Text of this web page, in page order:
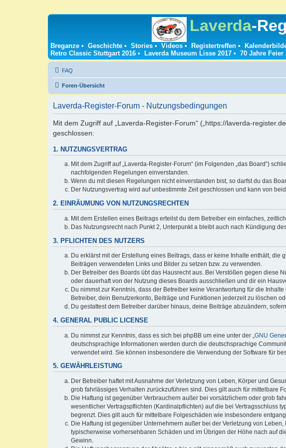
Laverda-
Breganze • Geschichte • Stories • Videos • Registertreffen •
Retro Classic Stuttgart 2016 • Laverda Museum Lisse 2017 • 70 Jahre Feier
FAQ
Foren-Übersicht
Laverda-Register-Forum - Nutzungsbedingungen
Mit dem Zugriff auf „Laverda-Register-Forum“ („https://laverda-
geschlossen:
1. NUTZUNGSVERTRAG
Mit dem Zugriff auf „Laverda-Register-Forum“ (im Folgenden „das Board“)
nachfolgenden Regelungen einverstanden.
Wenn du mit diesen Regelungen nicht einverstanden bist, so darfst du das
Der Nutzungsvertrag wird auf unbestimmte Zeit geschlossen und kann von
2. EINRÄUMUNG VON NUTZUNGSRECHTEN
Mit dem Erstellen eines Beitrags erteilst du dem Betreiber ein einfaches,
Das Nutzungsrecht nach Punkt 2, Unterpunkt a bleibt auch nach Kündigung
3. PFLICHTEN DES NUTZERS
Du erklärst mit der Erstellung eines Beitrags, dass er keine Inhalte enthält,
Beiträgen verwendeten Links und Bilder zu setzen bzw. zu verwenden.
Der Betreiber des Boards übt das Hausrecht aus. Bei Verstößen gegen
oder dauerhaft von der Nutzung dieses Boards ausschließen und dir ein
Du nimmst zur Kenntnis, dass der Betreiber keine Verantwortung für die
Betreiber, dein Benutzerkonto, Beiträge und Funktionen jederzeit zu löschen
Du gestattest dem Betreiber darüber hinaus, deine Beiträge abzuändern,
4. GENERAL PUBLIC LICENSE
Du nimmst zur Kenntnis, dass es sich bei phpBB um eine unter der „ GNU
deutschsprachige Informationen werden durch die deutschsprachige
verwendet wird. Sie können insbesondere die Verwendung der Software für
5. GEWÄHRLEISTUNG
Der Betreiber haftet mit Ausnahme der Verletzung von Leben, Körper und
grob fahrlässiges Verhalten zurückzuführen sind. Dies gilt auch für mittelbare
Die Haftung ist gegenüber Verbrauchern außer bei vorsätzlichem oder grob
wesentlicher Vertragspflichten (Kardinalpflichten) auf die bei Vertragsschluss
begrenzt. Dies gilt auch für mittelbare Folgeschäden wie insbesondere
Die Haftung ist gegenüber Unternehmern außer bei der Verletzung von
typischerweise vorhersehbaren Schäden und im Übrigen der Höhe nach auf
Gewinn.